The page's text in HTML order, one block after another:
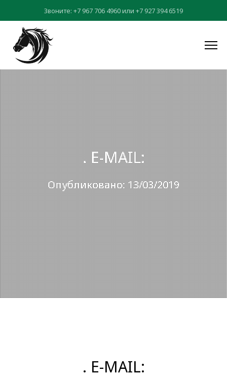
Звоните: +7 967 706 4960или +7 927 394 6519
. E-MAIL:
Опубликовано: 13/03/2019
. E-MAIL: